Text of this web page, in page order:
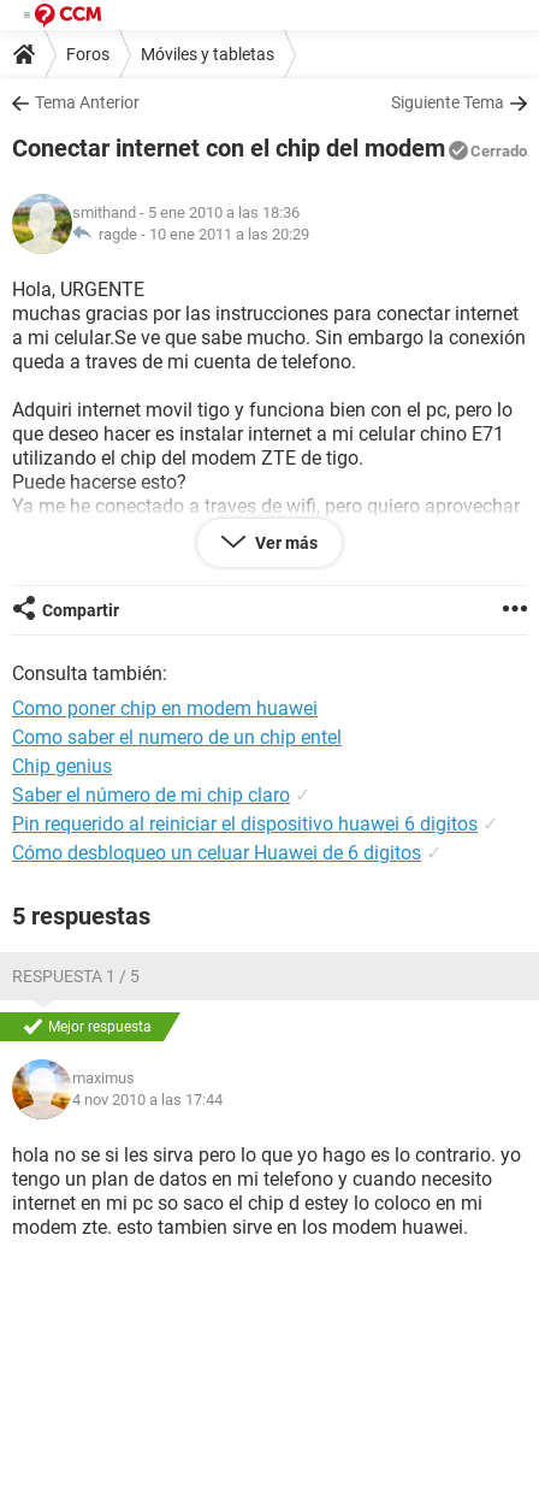
Foros Móviles y tabletas
Tema Anterior Siguiente Tema
Conectar internet con el chip del modem Cerrado
smithand - 5 ene 2010 a las 18:36
ragde - 10 ene 2011 a las 20:29
Hola, URGENTE
muchas gracias por las instrucciones para conectar internet
a mi celular.Se ve que sabe mucho. Sin embargo la conexión
queda a traves de mi cuenta de telefono.
Adquiri internet movil tigo y funciona bien con el pc, pero lo
que deseo hacer es instalar internet a mi celular chino E71
utilizando el chip del modem ZTE de tigo.
Puede hacerse esto?
Ya me he conectado a traves de wifi, pero quiero aprovechar
mi internet movil para trabajar en el celular como lo hago en
Ver más
Compartir
Consulta también:
Como poner chip en modem huawei
Como saber el numero de un chip entel
Chip genius
Saber el número de mi chip claro ✓
Pin requerido al reiniciar el dispositivo huawei 6 digitos ✓
Cómo desbloqueo un celuar Huawei de 6 digitos ✓
5 respuestas
RESPUESTA 1 / 5
Mejor respuesta
maximus
4 nov 2010 a las 17:44
hola no se si les sirva pero lo que yo hago es lo contrario. yo
tengo un plan de datos en mi telefono y cuando necesito
internet en mi pc so saco el chip d estey lo coloco en mi
modem zte. esto tambien sirve en los modem huawei.